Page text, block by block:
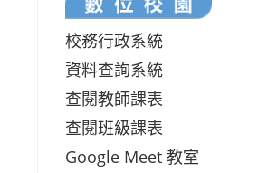
校務行政系統
資料查詢系統
查閱教師課表
查閱班級課表
Google Meet 教室